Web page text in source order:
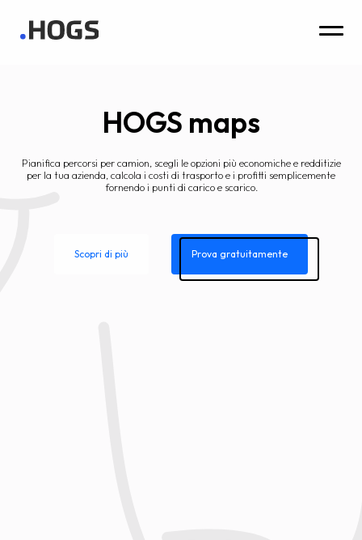
HOGS maps
Pianifica percorsi per camion, scegli le opzioni più economiche e redditizie
per la tua azienda, calcola i costi di trasporto e i profitti semplicemente
fornendo i punti di carico e scarico.
Scopri di più Prova gratuitamente